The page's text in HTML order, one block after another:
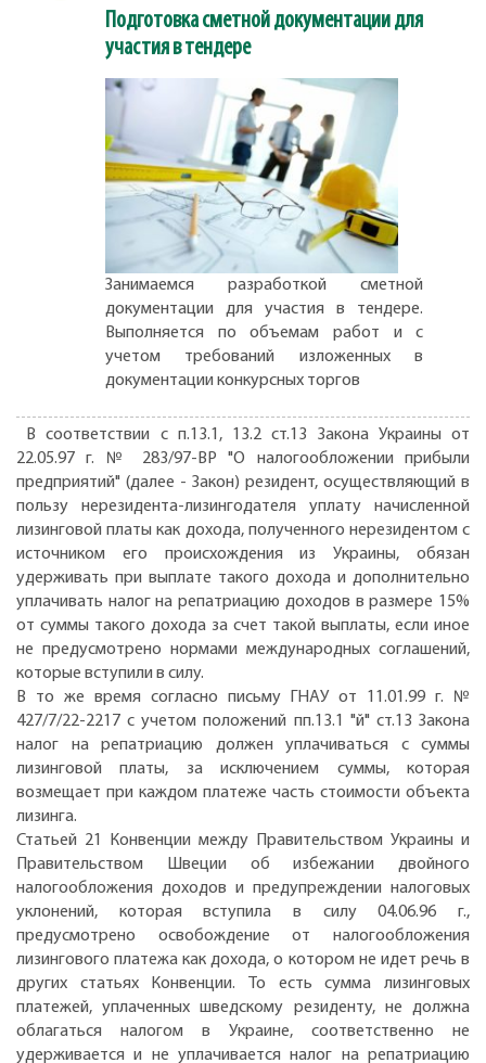
Подготовка сметной документации для
участия в тендере
Занимаемся разработкой сметной
документации для участия в тендере.
Выполняется по объемам работ и с
учетом требований изложенных в
документации конкурсных торгов
В соответствии с п.13.1, 13.2 ст.13 Закона Украины от
22.05.97 г. № 283/97-ВР "О налогообложении прибыли
предприятий" (далее - Закон) резидент, осуществляющий в
пользу нерезидента-лизингодателя уплату начисленной
лизинговой платы как дохода, полученного нерезидентом с
источником его происхождения из Украины, обязан
удерживать при выплате такого дохода и дополнительно
уплачивать налог на репатриацию доходов в размере 15%
от суммы такого дохода за счет такой выплаты, если иное
не предусмотрено нормами международных соглашений,
которые вступили в силу.
В то же время согласно письму ГНАУ от 11.01.99 г. №
427/7/22-2217 с учетом положений пп.13.1 "й" ст.13 Закона
налог на репатриацию должен уплачиваться с суммы
лизинговой платы, за исключением суммы, которая
возмещает при каждом платеже часть стоимости объекта
лизинга.
Статьей 21 Конвенции между Правительством Украины и
Правительством Швеции об избежании двойного
налогообложения доходов и предупреждении налоговых
уклонений, которая вступила в силу 04.06.96 г.,
предусмотрено освобождение от налогообложения
лизингового платежа как дохода, о котором не идет речь в
других статьях Конвенции. То есть сумма лизинговых
платежей, уплаченных шведскому резиденту, не должна
облагаться налогом в Украине, соответственно не
удерживается и не уплачивается налог на репатриацию